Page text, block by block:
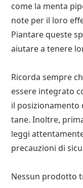
come la menta
note per il loro
Piantare queste
aiutare a tenere
Ricorda sempre
essere integrato
il posizionamento
tane. Inoltre,
leggi
precauzioni di
Nessun prodotto